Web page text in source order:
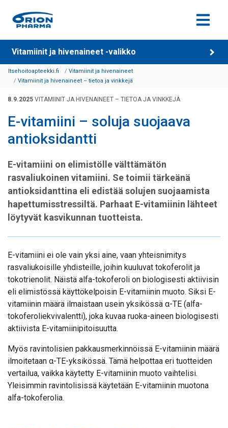
Siirry sisältöön
Vitamiinit ja hivenaineet -valikko
Itsehoitoapteekki.fi
Vitamiinit ja hivenaineet
Vitamiinit ja hivenaineet – tietoa ja vinkkejä
8.9.2025 VITAMIINIT JA HIVENAINEET – TIETOA JA VINKKEJÄ
E-vitamiini – soluja suojaava
antioksidantti
E-vitamiini on elimistölle välttämätön
rasvaliukoinen vitamiini. Se toimii tärkeänä
antioksidanttina eli edistää solujen suojaamista
hapettumisstressiltä. Parhaat E-vitamiinin lähteet
löytyvät kasvikunnan tuotteista.
E-vitamiini ei ole vain yksi aine, vaan yhteisnimitys
rasvaliukoisille yhdisteille, joihin kuuluvat tokoferolit ja
tokotrienolit. Näistä alfa-tokoferoli on biologisesti aktiivisin
eli elimistössä käyttökelpoisin E-vitamiinin muoto. Siksi E-
vitamiinin määrä ilmaistaan usein yksikössä α-TE (alfa-
tokoferoliekvivalentti), joka kuvaa ruoka-aineen biologisesti
aktiivista E-vitamiinipitoisuutta.
Myös ravintolisien pakkausmerkinnöissä E-vitamiinin määrä
ilmoitetaan α-TE-yksikössä. Tämä helpottaa eri tuotteiden
vertailua, vaikka käytetty E-vitamiinin muoto vaihtelisi.
Yleisimmin ravintolisissä käytetään E-vitamiinin muotona
alfa-tokoferolia.